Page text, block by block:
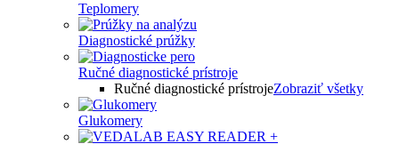
Teplomery
Diagnostické prúžky
Ručné diagnostické prístroje
Ručné diagnostické prístrojeZobraziť všetky
Glukomery